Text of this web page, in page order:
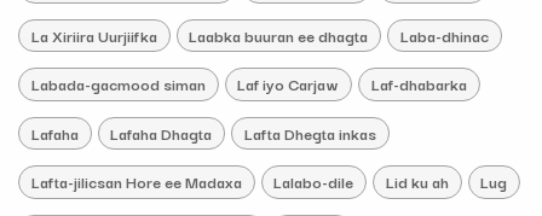
La Xiriira Uurjiifka Laabka buuran ee dhagta Laba-dhinac
Labada-gacmood siman Laf iyo Carjaw Laf-dhabarka
Lafaha Lafaha Dhagta Lafta Dhegta inkas
Lafta-jilicsan Hore ee Madaxa Lalabo-dile Lid ku ah Lug